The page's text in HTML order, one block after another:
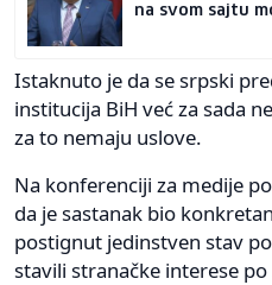
na svom sajtu
Istaknuto je da se srpski
institucija BiH već za sada
za to nemaju uslove.
Na konferenciji za medije
da je sastanak bio
postignut jedinstven stav
stavili stranačke interese